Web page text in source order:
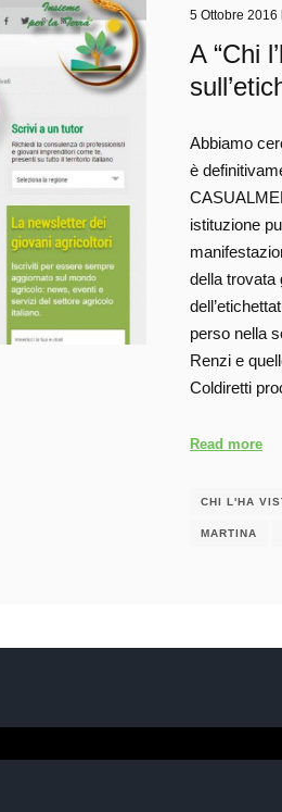
5 Ottobre 2016
A “Chi
Abbiamo
è
istituzione
della trovata
perso nella
Renzi e
Coldiretti
Read more
CHI L'HA
MARTINA